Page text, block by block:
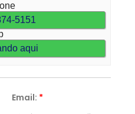
5151
aqui
Email: *